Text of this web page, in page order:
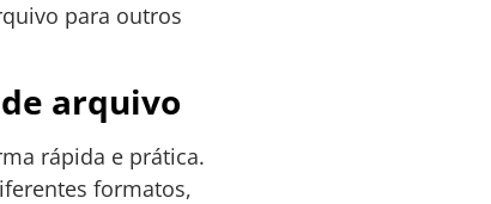
para outros
arquivo
rápida e prática.
formatos,